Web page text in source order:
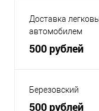
Доставка
автомобилем
500 рублей
Березовский
500 рублей